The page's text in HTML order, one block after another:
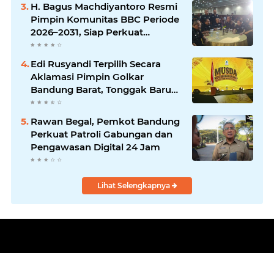
H. Bagus Machdiyantoro Resmi
Pimpin Komunitas BBC Periode
2026–2031, Siap Perkuat
Solidaritas dan Hadirkan
Program Nyata untuk
Masyarakat
Edi Rusyandi Terpilih Secara
Aklamasi Pimpin Golkar
Bandung Barat, Tonggak Baru
Kepemimpinan Harmonis
"Turun Ranjang"
Rawan Begal, Pemkot Bandung
Perkuat Patroli Gabungan dan
Pengawasan Digital 24 Jam
Lihat Selengkapnya